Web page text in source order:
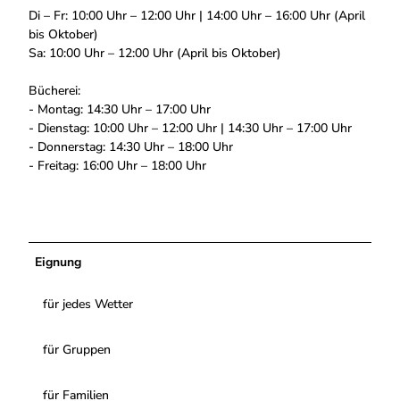
Di – Fr: 10:00 Uhr – 12:00 Uhr | 14:00 Uhr – 16:00 Uhr (April
bis Oktober)
Sa: 10:00 Uhr – 12:00 Uhr (April bis Oktober)
Bücherei:
- Montag: 14:30 Uhr – 17:00 Uhr
- Dienstag: 10:00 Uhr – 12:00 Uhr | 14:30 Uhr – 17:00 Uhr
- Donnerstag: 14:30 Uhr – 18:00 Uhr
- Freitag: 16:00 Uhr – 18:00 Uhr
Eignung
für jedes Wetter
für Gruppen
für Familien